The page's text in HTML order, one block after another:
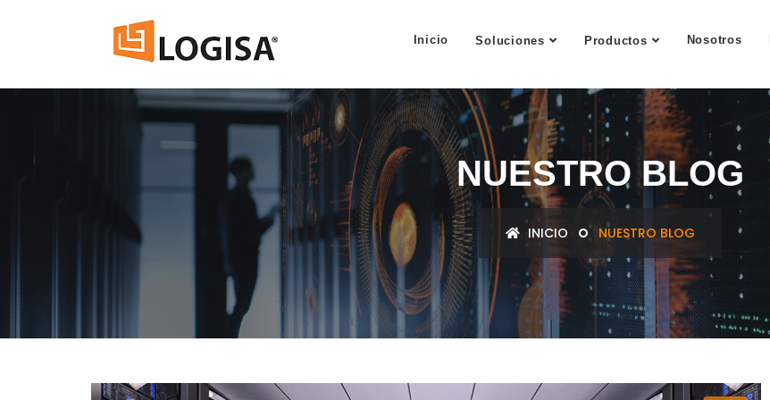
Inicio Soluciones Productos Nosotros
NUESTRO BLOG
INICIO NUESTRO BLOG